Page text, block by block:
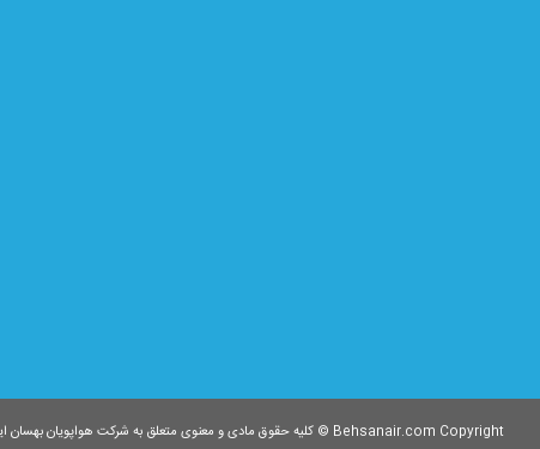
Behsanair.com Copyright © کلیه حقوق مادی و معنوی متعلق به شرکت هواپویان بهسان ایرانیان می باشد.